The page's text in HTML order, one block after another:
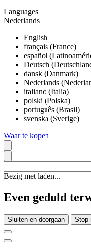
Languages
Nederlands
English
français (France)
español
Deutsch
dansk (Danmark)
Nederlands
italiano (Italia)
polski (Polska)
português (Brasil)
svenska (Sverige)
Waar te kopen
Bezig met laden...
Even geduld
Sluiten en doorgaan Stop